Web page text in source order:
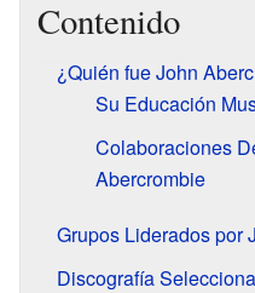
Contenido
¿Quién fue John
Su Educación
Colaboraciones
Abercrombie
Grupos Liderados por
Discografía